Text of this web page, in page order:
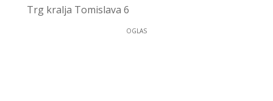
Trg kralja Tomislava 6
OGLAS